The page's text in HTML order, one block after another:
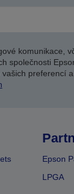
komunikace,
společnosti
preferencí
Epson
LPGA